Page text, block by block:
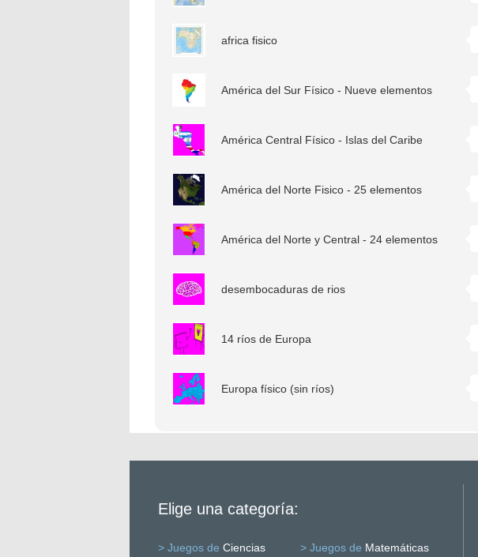
africa fisico
América del Sur Físico - Nueve elementos
América Central Físico - Islas del Caribe
América del Norte Fisico - 25 elementos
América del Norte y Central - 24 elementos
desembocaduras de rios
14 ríos de Europa
Europa físico (sin ríos)
Elige una categoría:
> Juegos de Ciencias > Juegos de Matemáticas